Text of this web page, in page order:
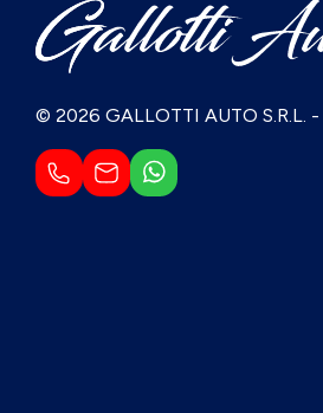
© 2026 GALLOTTI AUTO S.R.L. -